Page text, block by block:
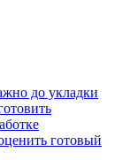
до укладки
готовый